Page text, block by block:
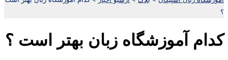
؟
کدام آموزشگاه زبان بهتر است ؟